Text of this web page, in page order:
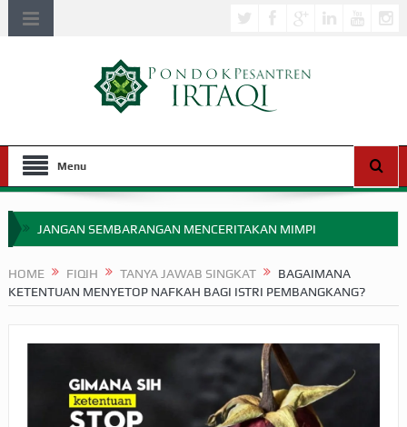
Menu
JANGAN SEMBARANGAN MENCERITAKAN MIMPI
MIMPI YANG DIABAIKAN MENJELANG PERANG BADAR
HAKIKAT NIKMAT DI DUNIA!
HOME FIQIH TANYA JAWAB SINGKAT
BAGAIMANA
KETENTUAN MENYETOP NAFKAH BAGI ISTRI PEMBANGKANG?